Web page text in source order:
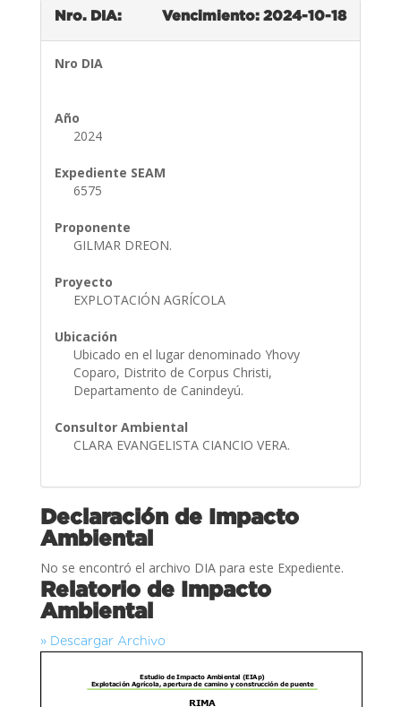
Nro. DIA: Vencimiento: 2024-10-18
Nro DIA
Año
2024
Expediente SEAM
6575
Proponente
GILMAR DREON.
Proyecto
EXPLOTACIÓN AGRÍCOLA
Ubicación
Ubicado en el lugar denominado Yhovy
Coparo, Distrito de Corpus Christi,
Departamento de Canindeyú.
Consultor Ambiental
CLARA EVANGELISTA CIANCIO VERA.
Declaración de Impacto
Ambiental
No se encontró el archivo DIA para este Expediente.
Relatorio de Impacto
Ambiental
» Descargar Archivo